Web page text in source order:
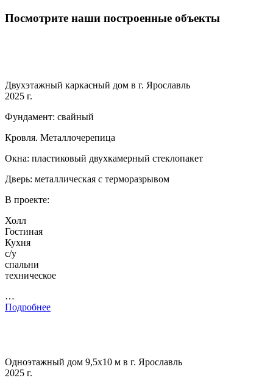
Посмотрите наши построенные объекты
Двухэтажный каркасный дом в г. Ярославль
2025 г.
Фундамент: свайный
Кровля. Металлочерепица
Окна: пластиковый двухкамерный стеклопакет
Дверь: металлическая с терморазрывом
В проекте:
Холл
Гостиная
Кухня
с/у
спальни
техническое
…
Подробнее
Одноэтажный дом 9,5х10 м в г. Ярославль
2025 г.